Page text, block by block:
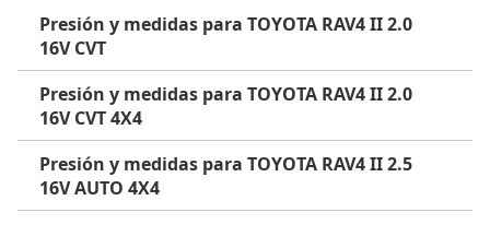
Presión y medidas para TOYOTA RAV4 II 2.0
16V CVT
Presión y medidas para TOYOTA RAV4 II 2.0
16V CVT 4X4
Presión y medidas para TOYOTA RAV4 II 2.5
16V AUTO 4X4